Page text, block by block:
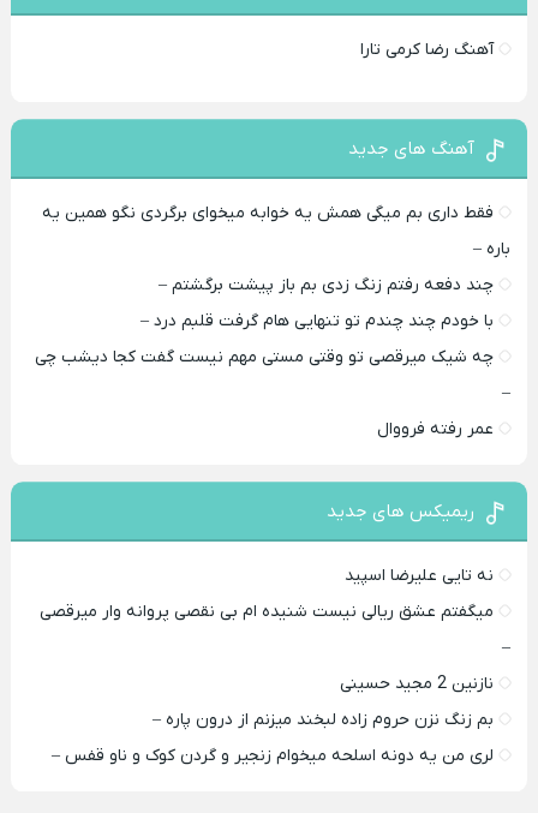
آهنگ رضا کرمی تارا
آهنگ های جدید
فقط داری بم میگی همش یه خوابه میخوای برگردی نگو همین یه
باره –
چند دفعه رفتم زنگ زدی بم باز پیشت برگشتم –
با خودم چند چندم تو تنهایی هام گرفت قلبم درد –
چه شیک میرقصی تو وقتی مستی مهم نیست گفت کجا دیشب چی
–
عمر رفته فرووال
ریمیکس های جدید
نه تایی علیرضا اسپید
میگفتم عشق ریالی نیست شنیده ام بی نقصی پروانه وار میرقصی
–
نازنین 2 مجید حسینی
بم زنگ نزن حروم زاده لبخند میزنم از درون پاره –
لری من یه دونه اسلحه میخوام زﻧﺠﻴﺮ و ﮔﺮدن ﻛﻮک و ﻧﺎو ﻗﻔﺲ –